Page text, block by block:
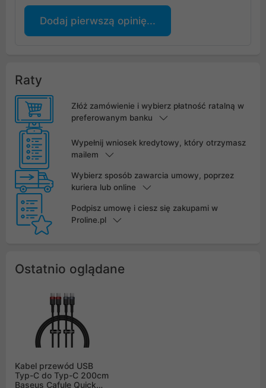
Dodaj pierwszą opinię...
Raty
Złóż zamówienie i wybierz płatność ratalną w
preferowanym banku
Wypełnij wniosek kredytowy, który otrzymasz
mailem
Wybierz sposób zawarcia umowy, poprzez
kuriera lub online
Podpisz umowę i ciesz się zakupami w
Proline.pl
Ostatnio oglądane
Kabel przewód USB
Typ-C do Typ-C 200cm
Baseus Cafule Quick